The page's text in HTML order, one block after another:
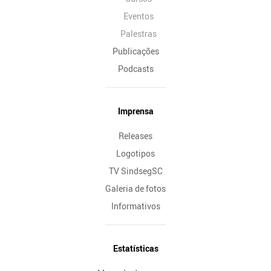
Eventos
Palestras
Publicações
Podcasts
Imprensa
Releases
Logotipos
TV SindsegSC
Galeria de fotos
Informativos
Estatísticas